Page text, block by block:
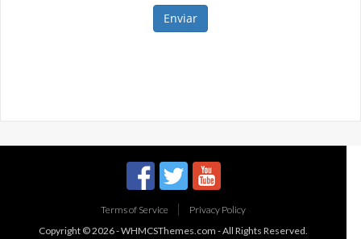
Enviar
Terms of Service
Privacy Policy
Copyright © 2026 -WHMCSThemes.com - All Rights Reserved.